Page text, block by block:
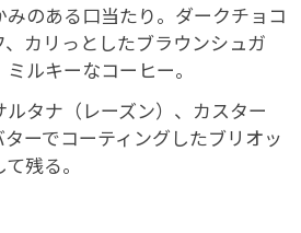
のある口当たり。ダークチョコ
カリっとしたブラウンシュガ
ルキーなコーヒー。
タナ（レーズン）、カスター
ーでコーティングしたブリオッ
残る。